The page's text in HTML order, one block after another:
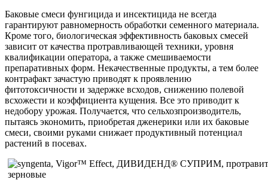
Баковые смеси фунгицида и инсектицида не всегда
гарантируют равномерность обработки семенного материала.
Кроме того, биологическая эффективность баковых смесей
зависит от качества протравливающей техники, уровня
квалификации оператора, а также смешиваемости
препаративных форм. Некачественные продукты, а тем более
контрафакт зачастую приводят к проявлению
фитотоксичности и задержке всходов, снижению полевой
всхожести и коэффициента кущения. Все это приводит к
недобору урожая. Получается, что сельхозпроизводитель,
пытаясь экономить, приобретая дженерики или их баковые
смеси, своими руками снижает продуктивный потенциал
растений в посевах.